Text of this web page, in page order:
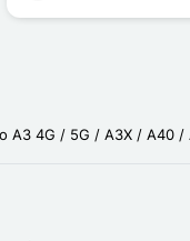
A3 4G / 5G / A3X / A40